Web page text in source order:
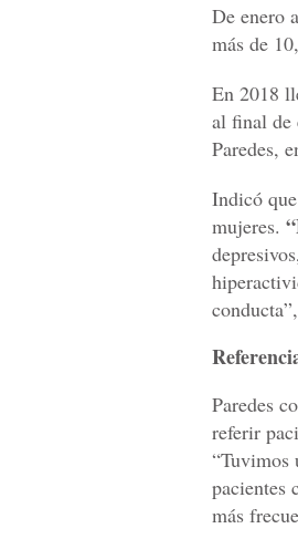
De enero
más de
En 2018
al final de
Paredes,
Indicó
mujeres.
Paredes
referir
“Tuvimos
pacientes
más